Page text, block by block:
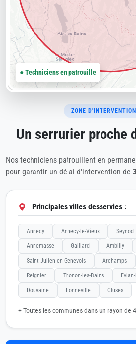
ZONE
Un serrurier proche
Nos techniciens patrouillent en
pour garantir un délai d'intervention de
Principales villes desservies :
Annecy Annecy-le-Vieux Seynod
Annemasse Gaillard Ambilly
Saint-Julien-en-Genevois Archamps
Reignier Thonon-les-Bains
Douvaine Bonneville Cluses
+ Toutes les communes dans un rayon de
● Techniciens en patrouille